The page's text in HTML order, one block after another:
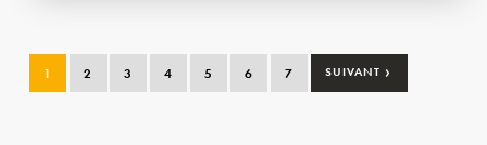
1 2 3 4 5 6 7 SUIVANT ›